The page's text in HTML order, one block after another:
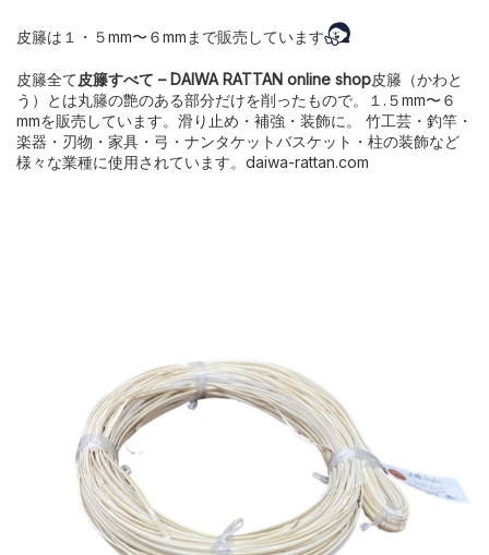
皮籐は１・５mm〜６mmまで販売しています
皮籐全て皮籐すべて – DAIWA RATTAN online shop皮籐（かわと
う）とは丸籐の艶のある部分だけを削ったもので。１.５mm〜６
mmを販売しています。滑り止め・補強・装飾に。 竹工芸・釣竿・
楽器・刃物・家具・弓・ナンタケットバスケット・柱の装飾など
様々な業種に使用されています。daiwa-rattan.com